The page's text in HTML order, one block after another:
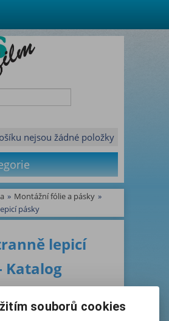
nejsou žádné položky
» Montážní fólie a pásky »
pásky
lepicí
Katalog
souborů cookies